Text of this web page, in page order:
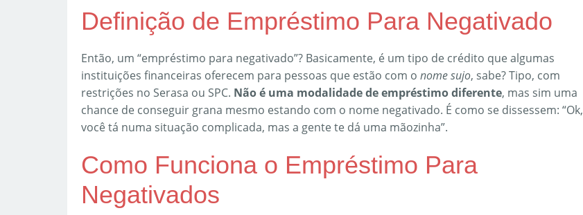
Definição de Empréstimo Para Negativado
Então, um “empréstimo para negativado”? Basicamente, é um tipo de crédito que algumas
instituições financeiras oferecem para pessoas que estão com o nome sujo, sabe? Tipo, com
restrições no Serasa ou SPC. Não é uma modalidade de empréstimo diferente, mas sim uma
chance de conseguir grana mesmo estando com o nome negativado. É como se dissessem: “Ok,
você tá numa situação complicada, mas a gente te dá uma mãozinha”.
Como Funciona o Empréstimo Para
Negativados